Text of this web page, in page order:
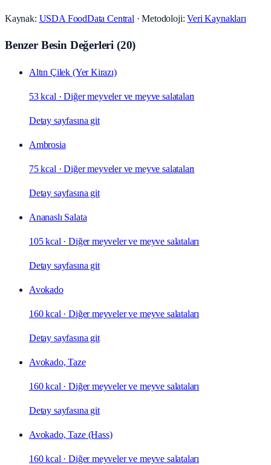
Kaynak: USDA FoodData Central · Metodoloji:Veri Kaynakları
Benzer Besin Değerleri (20)
Altın Çilek (Yer Kirazı)
53 kcal ·Diğer meyveler ve meyve salataları
Detay sayfasına git
Ambrosia
75 kcal ·Diğer meyveler ve meyve salataları
Detay sayfasına git
Ananaslı Salata
105 kcal ·Diğer meyveler ve meyve salataları
Detay sayfasına git
Avokado
160 kcal ·Diğer meyveler ve meyve salataları
Detay sayfasına git
Avokado, Taze
160 kcal ·Diğer meyveler ve meyve salataları
Detay sayfasına git
Avokado, Taze (Hass)
160 kcal ·Diğer meyveler ve meyve salataları